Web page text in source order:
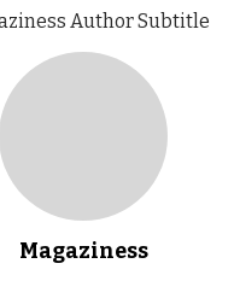
Author Subtitle
Magaziness